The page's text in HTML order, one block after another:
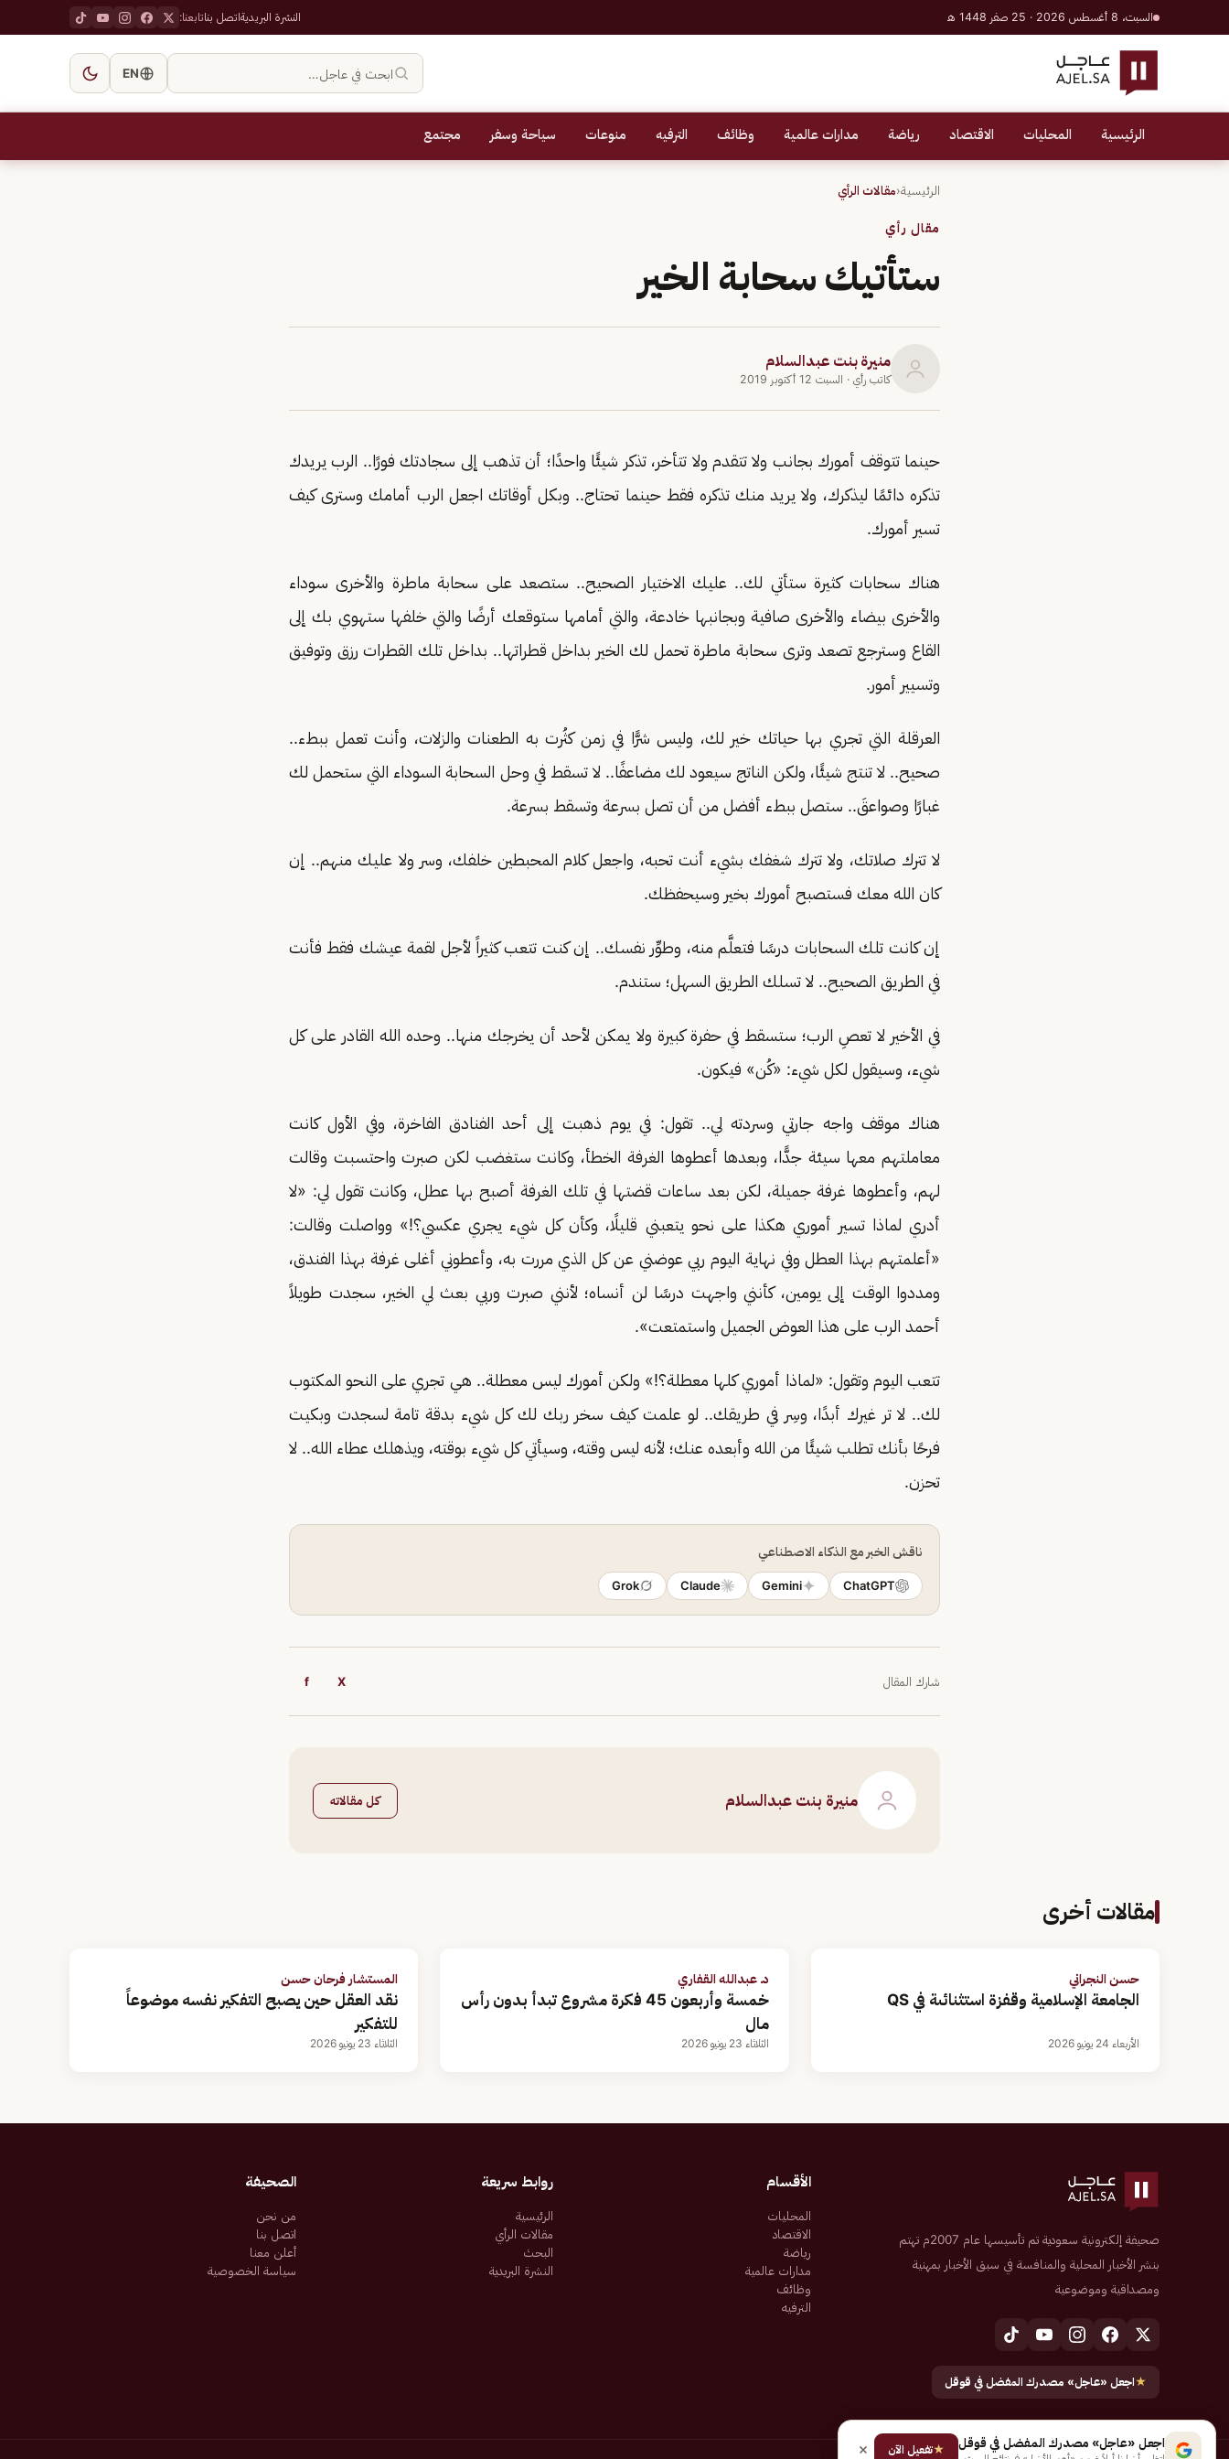
السبت، 8 أغسطس 2026 · 25 صفر 1448 هـ النشرة البريديةاتصل بناتابعنا:
ابحث في عاجل… EN
الرئيسية المحليات الاقتصاد رياضة مدارات عالمية وظائف الترفيه منوعات سياحة وسفر مجتمع
الرئيسية‹مقالات الرأي
مقال رأي
ستأتيك سحابة الخير
منيرة بنت عبدالسلام
كاتب رأي · السبت 12 أكتوبر 2019
حينما تتوقف أمورك بجانب ولا تتقدم ولا تتأخر، تذكر شيئًا واحدًا؛ أن تذهب إلى سجادتك فورًا.. الرب يريدك
تذكره دائمًا ليذكرك، ولا يريد منك تذكره فقط حينما تحتاج.. وبكل أوقاتك اجعل الرب أمامك وسترى كيف
تسير أمورك.
هناك سحابات كثيرة ستأتي لك.. عليك الاختيار الصحيح.. ستصعد على سحابة ماطرة والأخرى سوداء
والأخرى بيضاء والأخرى صافية وبجانبها خادعة، والتي أمامها ستوقعك أرضًا والتي خلفها ستهوي بك إلى
القاع وسترجع تصعد وترى سحابة ماطرة تحمل لك الخير بداخل قطراتها.. بداخل تلك القطرات رزق وتوفيق
وتسيير أمور.
العرقلة التي تجري بها حياتك خير لك، وليس شرًّا في زمن كثُرت به الطعنات والزلات، وأنت تعمل ببطء..
صحيح.. لا تنتج شيئًا، ولكن الناتج سيعود لك مضاعفًا.. لا تسقط في وحل السحابة السوداء التي ستحمل لك
غبارًا وصواعقَ.. ستصل ببطء أفضل من أن تصل بسرعة وتسقط بسرعة.
لا تترك صلاتك، ولا تترك شغفك بشيء أنت تحبه، واجعل كلام المحبطين خلفك، وسر ولا عليك منهم.. إن
كان الله معك فستصبح أمورك بخير وسيحفظك.
إن كانت تلك السحابات درسًا فتعلَّم منه، وطوِّر نفسك.. إن كنت تتعب كثيراً لأجل لقمة عيشك فقط فأنت
في الطريق الصحيح.. لا تسلك الطريق السهل؛ ستندم.
في الأخير لا تعصِ الرب؛ ستسقط في حفرة كبيرة ولا يمكن لأحد أن يخرجك منها.. وحده الله القادر على كل
شيء، وسيقول لكل شيء: «كُن» فيكون.
هناك موقف واجه جارتي وسردته لي.. تقول: في يوم ذهبت إلى أحد الفنادق الفاخرة، وفي الأول كانت
معاملتهم معها سيئة جدًّا، وبعدها أعطوها الغرفة الخطأ، وكانت ستغضب لكن صبرت واحتسبت وقالت
لهم، وأعطوها غرفة جميلة، لكن بعد ساعات قضتها في تلك الغرفة أصبح بها عطل، وكانت تقول لي: «لا
أدري لماذا تسير أموري هكذا على نحو يتعبني قليلًا، وكأن كل شيء يجري عكسي؟!» وواصلت وقالت:
«أعلمتهم بهذا العطل وفي نهاية اليوم ربي عوضني عن كل الذي مررت به، وأعطوني أغلى غرفة بهذا الفندق،
ومددوا الوقت إلى يومين، كأنني واجهت درسًا لن أنساه؛ لأنني صبرت وربي بعث لي الخير، سجدت طويلاً
أحمد الرب على هذا العوض الجميل واستمتعت».
تتعب اليوم وتقول: «لماذا أموري كلها معطلة؟!» ولكن أمورك ليس معطلة.. هي تجري على النحو المكتوب
لك.. لا تر غيرك أبدًا، وسِر في طريقك.. لو علمت كيف سخر ربك لك كل شيء بدقة تامة لسجدت وبكيت
فرحًا بأنك تطلب شيئًا من الله وأبعده عنك؛ لأنه ليس وقته، وسيأتي كل شيء بوقته، ويذهلك عطاء الله.. لا
تحزن.
ناقش الخبر مع الذكاء الاصطناعي
ChatGPT
Gemini
Claude
Grok
شارك المقال X
f
منيرة بنت عبدالسلام كل مقالاته
مقالات أخرى
حسن النجراني
الجامعة الإسلامية وقفزة استثنائىة في QS
الأربعاء 24 يونيو 2026
د. عبدالله القفاري
خمسة وأربعون 45 فكرة مشروع تبدأ بدون رأس
مال
الثلاثاء 23 يونيو 2026
المستشار فرحان حسن
نقد العقل حين يصبح التفكير نفسه موضوعاً
للتفكير
الثلاثاء 23 يونيو 2026
صحيفة إلكترونية سعودية تم تأسيسها عام 2007م تهتم
بنشر الأخبار المحلية والمنافسة في سبق الأخبار بمهنية
ومصداقية وموضوعية
★اجعل «عاجل» مصدرك المفضل في قوقل
الأقسام
المحليات
الاقتصاد
رياضة
مدارات عالمية
وظائف
الترفيه
روابط سريعة
الرئيسية
مقالات الرأي
البحث
النشرة البريدية
الصحيفة
من نحن
اتصل بنا
أعلن معنا
سياسة الخصوصية
اجعل «عاجل» مصدرك المفضل في قوقل ★تفعيل الآن